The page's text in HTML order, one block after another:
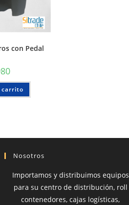
con Pedal
carrito
Nosotros
Importamos y distribuimos equipos
para su centro de distribución, roll
contenedores, cajas logísticas,